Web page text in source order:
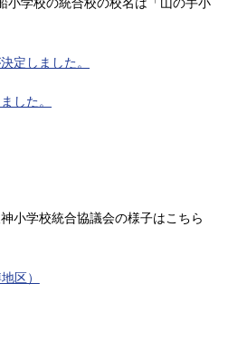
定しました。
した。
小学校統合協議会の様子はこちら
区）